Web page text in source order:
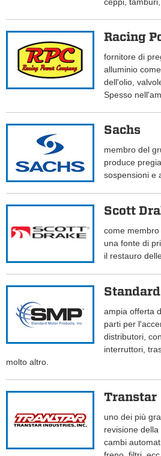
Racing
fornitore di
alluminio
dell'olio,
Spesso
Sachs
membro del
produce
sospensioni e
Scott
come membro
una fonte di
il restauro
ampia offerta
parti per
distributori,
interruttori,
molto altro.
Transtar
uno dei più
revisione
cambi